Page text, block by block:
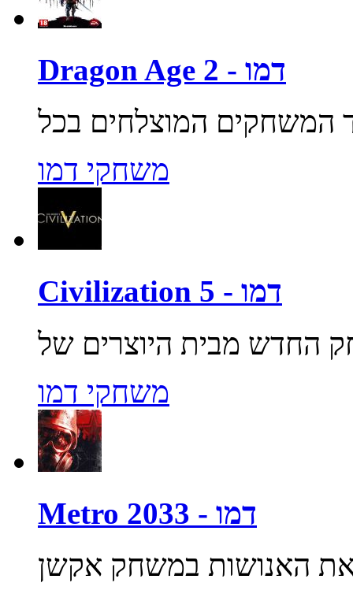
Dragon Age 2 - דמו
משחקי דמו
Civilization 5 - דמו
משחקי דמו
Metro 2033 - דמו